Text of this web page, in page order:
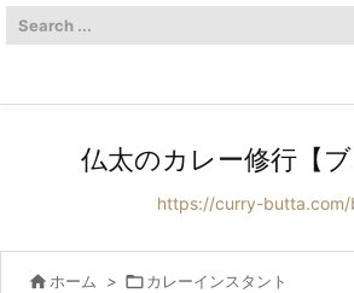
仏太のカレー修行【ブ
https://curry-butta.com/
 ホーム >  カレーインスタント